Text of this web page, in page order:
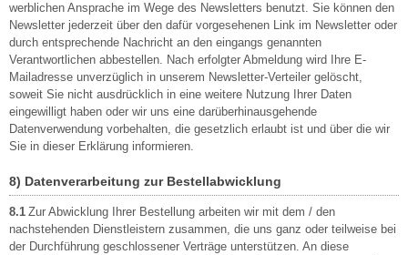
werblichen Ansprache im Wege des Newsletters benutzt. Sie können den
Newsletter jederzeit über den dafür vorgesehenen Link im Newsletter oder
durch entsprechende Nachricht an den eingangs genannten
Verantwortlichen abbestellen. Nach erfolgter Abmeldung wird Ihre E-
Mailadresse unverzüglich in unserem Newsletter-Verteiler gelöscht,
soweit Sie nicht ausdrücklich in eine weitere Nutzung Ihrer Daten
eingewilligt haben oder wir uns eine darüberhinausgehende
Datenverwendung vorbehalten, die gesetzlich erlaubt ist und über die wir
Sie in dieser Erklärung informieren.
8) Datenverarbeitung zur Bestellabwicklung
8.1 Zur Abwicklung Ihrer Bestellung arbeiten wir mit dem / den
nachstehenden Dienstleistern zusammen, die uns ganz oder teilweise bei
der Durchführung geschlossener Verträge unterstützen. An diese